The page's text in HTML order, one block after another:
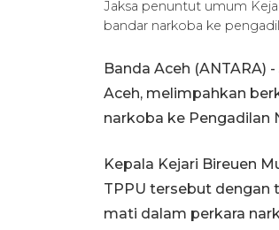
Jaksa penuntut umum
bandar narkoba ke
Banda Aceh (ANTARA)
Aceh, melimpahkan
narkoba ke Pengadilan
Kepala Kejari Bireuen
TPPU tersebut dengan
mati dalam perkara